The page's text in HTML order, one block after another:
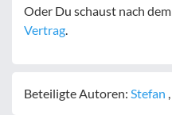
Oder Du schaust nach dem
Vertrag
Beteiligte Autoren: Stefan